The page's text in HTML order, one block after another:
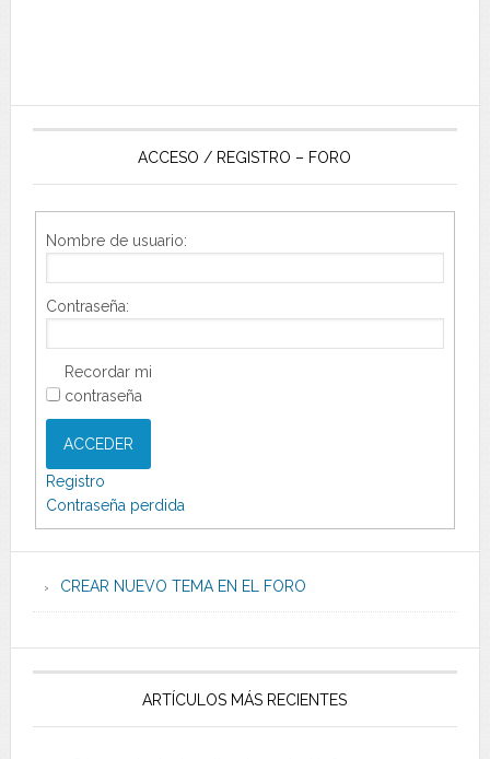
ACCESO / REGISTRO – FORO
Nombre de usuario:
Contraseña:
Recordar mi
contraseña
ACCEDER
Registro
Contraseña perdida
CREAR NUEVO TEMA EN EL FORO
ARTÍCULOS MÁS RECIENTES